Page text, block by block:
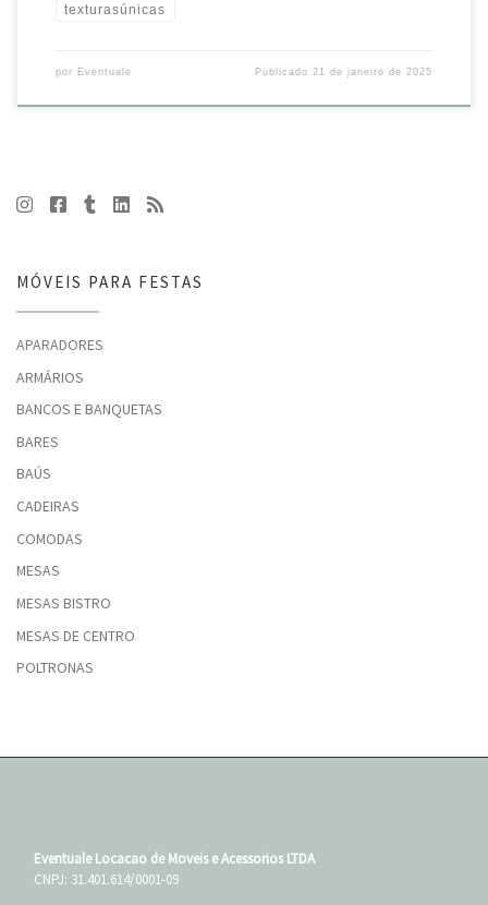
texturasúnicas
por Eventuale Publicado21 de janeiro de 2025
MÓVEIS PARA FESTAS
APARADORES
ARMÁRIOS
BANCOS E BANQUETAS
BARES
BAÚS
CADEIRAS
COMODAS
MESAS
MESAS BISTRO
MESAS DE CENTRO
POLTRONAS
Eventuale Locacao de Moveis e Acessorios LTDA
CNPJ: 31.401.614/0001-09